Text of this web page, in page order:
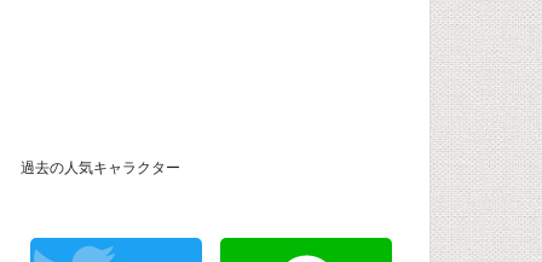
過去の人気キャラクター